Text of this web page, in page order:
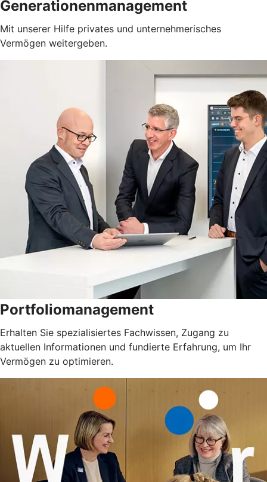
Generationenmanagement
Mit unserer Hilfe privates und unternehmerisches
Vermögen weitergeben.
Portfoliomanagement
Erhalten Sie spezialisiertes Fachwissen, Zugang zu
aktuellen Informationen und fundierte Erfahrung, um Ihr
Vermögen zu optimieren.